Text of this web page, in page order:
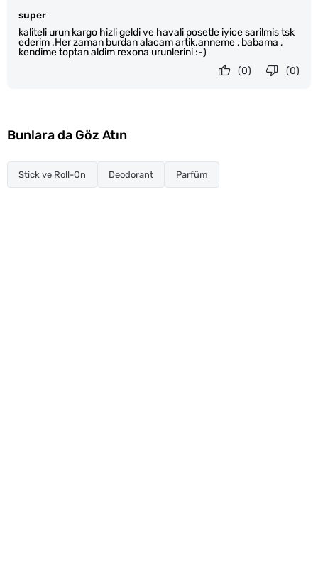
super
kaliteli urun kargo hizli geldi ve havali posetle iyice sarilmis tsk
ederim .Her zaman burdan alacam artik.anneme , babama ,
kendime toptan aldim rexona urunlerini :-)
(0)
(0)
Bunlara da Göz Atın
Stick ve Roll-On Deodorant Parfüm